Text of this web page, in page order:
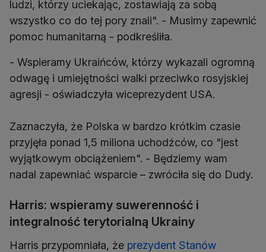
ludzi, którzy uciekając, zostawiają za sobą
wszystko co do tej pory znali". - Musimy zapewnić
pomoc humanitarną - podkreśliła.
- Wspieramy Ukraińców, którzy wykazali ogromną
odwagę i umiejętności walki przeciwko rosyjskiej
agresji - oświadczyła wiceprezydent USA.
Zaznaczyła, że Polska w bardzo krótkim czasie
przyjęła ponad 1,5 miliona uchodźców, co "jest
wyjątkowym obciążeniem". - Będziemy wam
nadal zapewniać wsparcie – zwróciła się do Dudy.
Harris: wspieramy suwerenność i
integralność terytorialną Ukrainy
Harris przypomniała, że prezydent Stanów